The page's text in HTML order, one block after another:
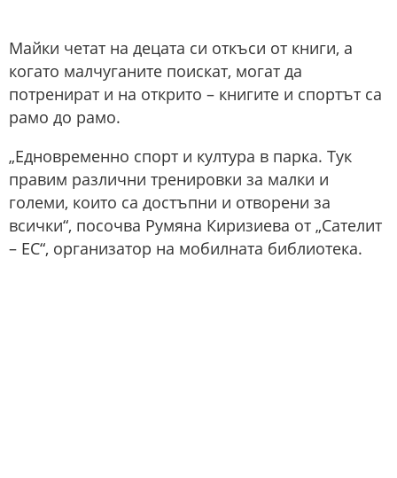
Майки четат на децата си откъси от книги, а
когато малчуганите поискат, могат да
потренират и на открито – книгите и спортът са
рамо до рамо.
„Едновременно спорт и култура в парка. Тук
правим различни тренировки за малки и
големи, които са достъпни и отворени за
всички“, посочва Румяна Киризиева от „Сателит
– ЕС“, организатор на мобилната библиотека.